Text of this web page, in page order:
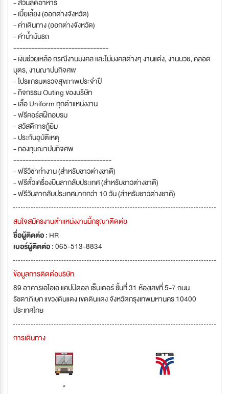
- ส่วนลดอาหาร
- เบี้ยเลี้ยง (ออกต่างจังหวัด)
- ค่าเดินทาง (ออกต่างจังหวัด)
- ค่าน้ำมันรถ
-------------------------------
- เงินช่วยเหลือ กรณีงานมงคล และไม่มงคลต่างๆ งานแต่ง, งานบวช, คลอด
บุตร, งานฌาปนกิจศพ
- โปรแกรมตรวจสุขภาพประจำปี
- กิจกรรม Outing ของบริษัท
- เสื้อ Uniform ทุกตำแหน่งงาน
- ฟรีคอร์สฝึกอบรม
- สวัสดิการกู้ยืม
- ประกันอุบัติเหตุ
- กองทุนฌาปนกิจศพ
--------------------------------
- ฟรีวีซ่าทำงาน (สำหรับชาวต่างชาติ)
- ฟรีตั๋วเครื่องบินลากลับประเทศ (สำหรับชาวต่างชาติ)
- ฟรีวันลากลับประเทศมากกว่า 10 วัน (สำหรับชาวต่างชาติ)
สนใจสมัครงานตำแหน่งงานนี้กรุณาติดต่อ
ชื่อผู้ติดต่อ : HR
เบอร์ผู้ติดต่อ :065-513-8834
ข้อมูลการติดต่อบริษัท
89 อาคารเอไอเอ แคปปิตอล เซ็นเตอร์ ชั้นที่ 31 ห้องเลขที่ 5-7 ถนน
รัชดาภิเษก แขวงดินแดง เขตดินแดง จังหวัดกรุงเทพมหานคร 10400
ประเทศไทย
การเดินทาง
*